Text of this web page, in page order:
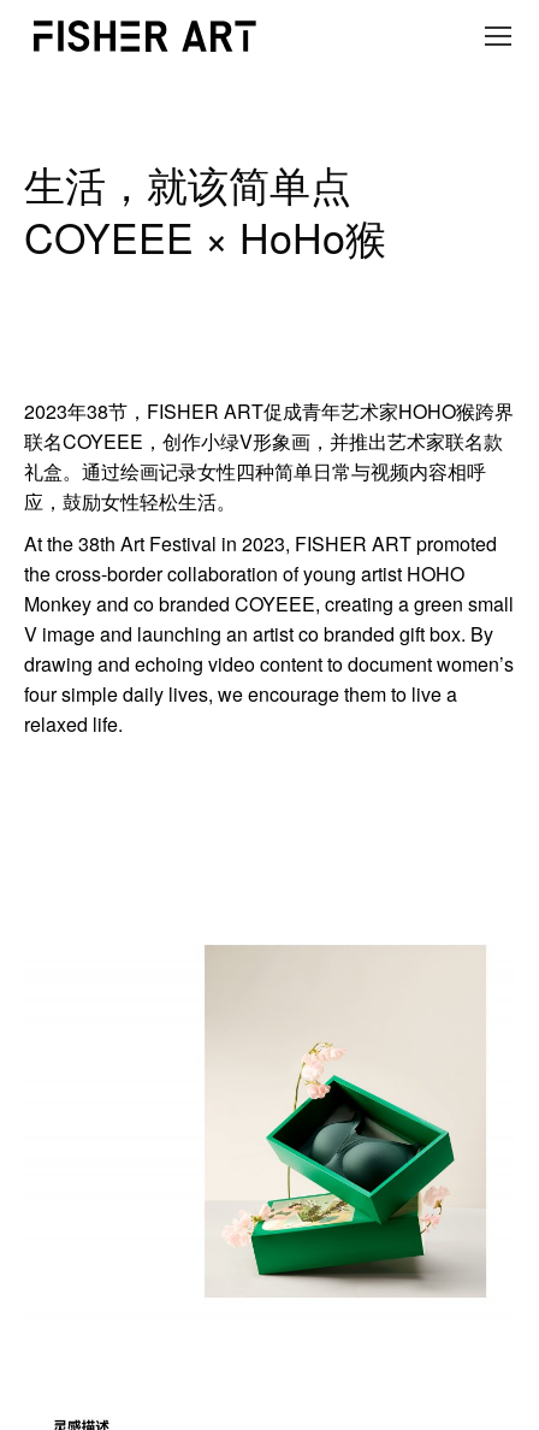
生活，就该简单点
COYEEE × HoHo猴
2023年38节，FISHER ART促成青年艺术家HOHO猴跨界
联名COYEEE，创作小绿V形象画，并推出艺术家联名款
礼盒。通过绘画记录女性四种简单日常与视频内容相呼
应，鼓励女性轻松生活。
At the 38th Art Festival in 2023, FISHER ART promoted
the cross-border collaboration of young artist HOHO
Monkey and co branded COYEEE, creating a green small
V image and launching an artist co branded gift box. By
drawing and echoing video content to document women’s
four simple daily lives, we encourage them to live a
relaxed life.